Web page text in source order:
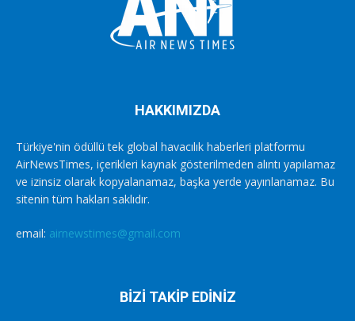
HAKKIMIZDA
Türkiye'nin ödüllü tek global havacılık haberleri platformu
AirNewsTimes, içerikleri kaynak gösterilmeden alıntı yapılamaz
ve izinsiz olarak kopyalanamaz, başka yerde yayınlanamaz. Bu
sitenin tüm hakları saklıdır.
email: airnewstimes@gmail.com
BİZİ TAKİP EDİNİZ